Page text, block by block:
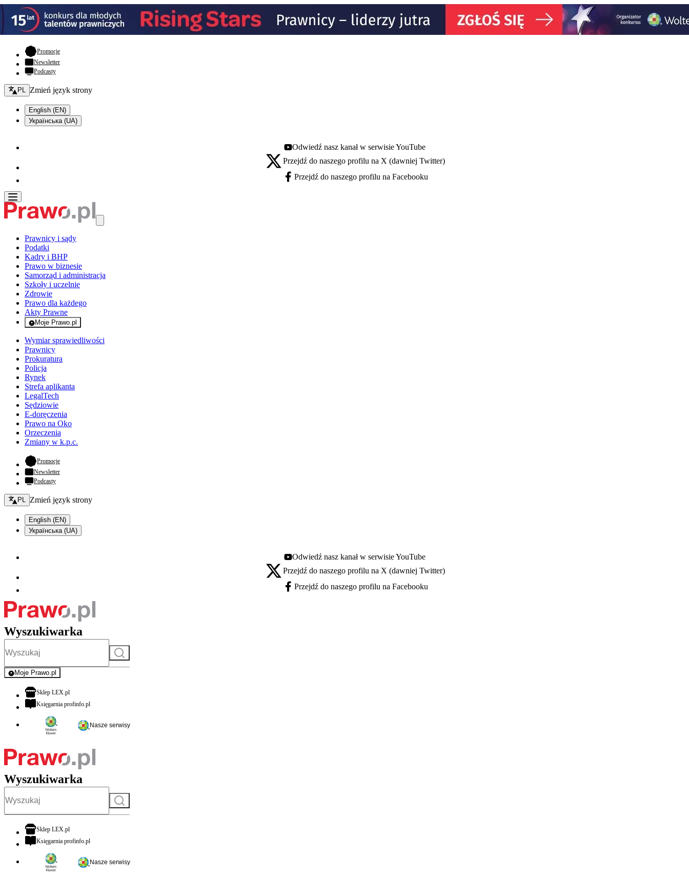
Promocje- otwiera się w nowej karcie
Newsletter
Podcasty
Zmień język - bieżący:
PL Zmień język strony
English (EN)
Українська (UA)
Youtube - otwiera się w nowej karcie
Odwiedź nasz kanał w serwisie YouTube
X - otwiera się w nowej karcie
Przejdź do naszego profilu na X (dawniej Twitter)
Facebook - otwiera się w nowej karcie
Przejdź do naszego profilu na Facebooku
Prawnicy i sądy
Podatki
Kadry i BHP
Prawo w biznesie
Samorząd i administracja
Szkoły i uczelnie
Zdrowie
Prawo dla każdego
Akty Prawne
Moje Prawo.pl
- rejestracja i logowanie do serwisu
Wymiar sprawiedliwości
Prawnicy
Prokuratura
Policja
Rynek
Strefa aplikanta
LegalTech
Sędziowie
E-doręczenia
Prawo na Oko
Orzeczenia
Zmiany w k.p.c.
Promocje- otwiera się w nowej karcie
Newsletter
Podcasty
Zmień język - bieżący:
PL Zmień język strony
English (EN)
Українська (UA)
Youtube - otwiera się w nowej karcie
Odwiedź nasz kanał w serwisie YouTube
X - otwiera się w nowej karcie
Przejdź do naszego profilu na X (dawniej Twitter)
Facebook - otwiera się w nowej karcie
Przejdź do naszego profilu na Facebooku
Wyszukiwarka
Szukaj
Moje Prawo.pl
- rejestracja i logowanie do serwisu
Sklep LEX.plotwiera się w nowej karcie
Księgarnia profinfo.plotwiera się w nowej karcie
Nasze serwisy
Wyszukiwarka
Szukaj
Sklep LEX.plotwiera się w nowej karcie
Księgarnia profinfo.plotwiera się w nowej karcie
Nasze serwisy